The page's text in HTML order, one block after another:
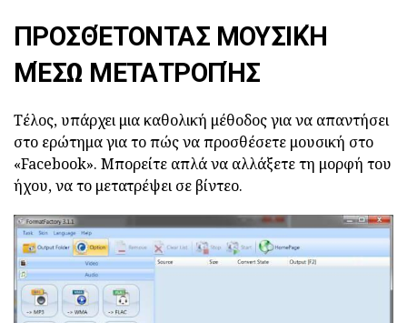
ΠΡΟΣΘΈΤΟΝΤΑΣ ΜΟΥΣΙΚΉ
ΜΈΣΩ ΜΕΤΑΤΡΟΠΉΣ
Τέλος, υπάρχει μια καθολική μέθοδος για να απαντήσει
στο ερώτημα για το πώς να προσθέσετε μουσική στο
«Facebook». Μπορείτε απλά να αλλάξετε τη μορφή του
ήχου, να το μετατρέψει σε βίντεο.